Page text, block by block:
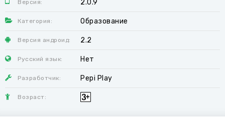
Версия: 2.0.9
Категория: Образование
Версия андроид: 2.2
Русский язык: Нет
Разработчик: Pepi Play
Возраст: